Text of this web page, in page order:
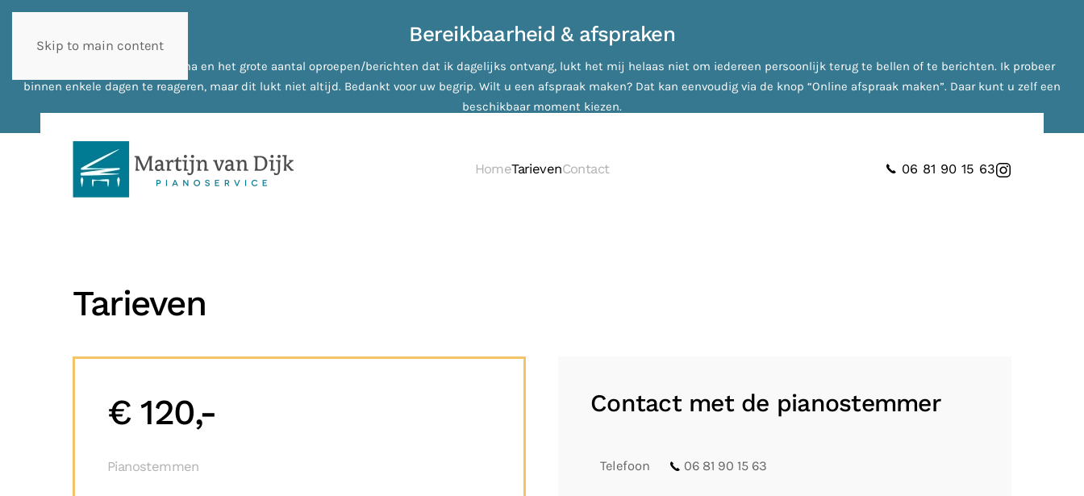
Bereikbaarheid & afspraken
Door mijn drukke werkschema en het grote aantal oproepen/berichten dat ik dagelijks ontvang, lukt het mij helaas niet om iedereen persoonlijk terug te bellen of te berichten. Ik probeer
binnen enkele dagen te reageren, maar dit lukt niet altijd. Bedankt voor uw begrip. Wilt u een afspraak maken? Dat kan eenvoudig via de knop “Online afspraak maken”. Daar kunt u zelf een
beschikbaar moment kiezen.
Skip to main content
HomeTarievenContact 06 81 90 15 63
Tarieven
€ 120,-
Pianostemmen
Contact met de pianostemmer
Telefoon 06 81 90 15 63